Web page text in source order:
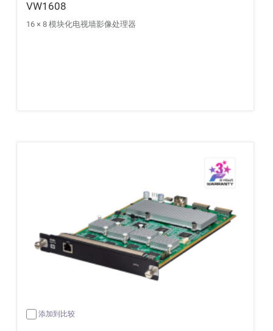
VW1608
16 × 8 模块化电视墙影像处理器
添加到比较